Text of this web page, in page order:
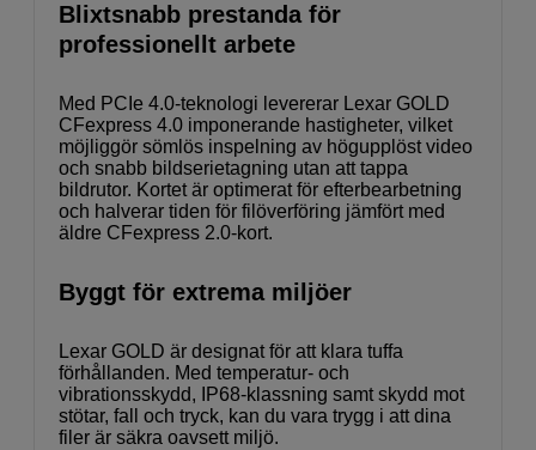
Blixtsnabb prestanda för
professionellt arbete
Med PCIe 4.0-teknologi levererar Lexar GOLD
CFexpress 4.0 imponerande hastigheter, vilket
möjliggör sömlös inspelning av högupplöst video
och snabb bildserietagning utan att tappa
bildrutor. Kortet är optimerat för efterbearbetning
och halverar tiden för filöverföring jämfört med
äldre CFexpress 2.0-kort.
Byggt för extrema miljöer
Lexar GOLD är designat för att klara tuffa
förhållanden. Med temperatur- och
vibrationsskydd, IP68-klassning samt skydd mot
stötar, fall och tryck, kan du vara trygg i att dina
filer är säkra oavsett miljö.